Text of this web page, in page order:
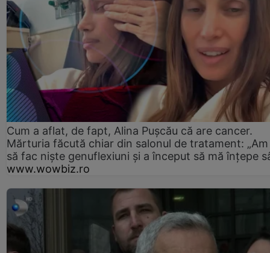
Cum a aflat, de fapt, Alina Pușcău că are cancer.
Mărturia făcută chiar din salonul de tratament:
să fac niște genuflexiuni și a început să mă înțepe
www.wowbiz.ro